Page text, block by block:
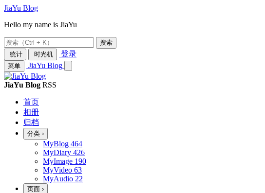
JiaYu Blog
Hello my name is JiaYu
搜索
统计
时光机 登录
菜单 JiaYu Blog
JiaYu Blog RSS
首页
相册
归档
分类 ›
MyBlog 464
MyDiary 426
MyImage 190
MyVideo 63
MyAudio 22
页面 ›